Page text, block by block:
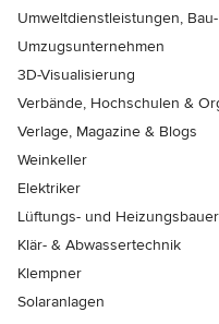
Umweltdienstleistungen,
Umzugsunternehmen
3D-Visualisierung
Verbände, Hochschulen &
Verlage, Magazine & Blogs
Weinkeller
Elektriker
Lüftungs- und Heizungsbauer
Klär- & Abwassertechnik
Klempner
Solaranlagen